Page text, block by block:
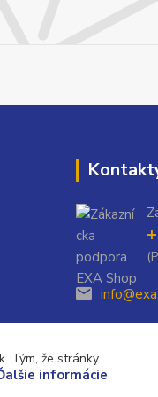
Tým, že stránky
informácie